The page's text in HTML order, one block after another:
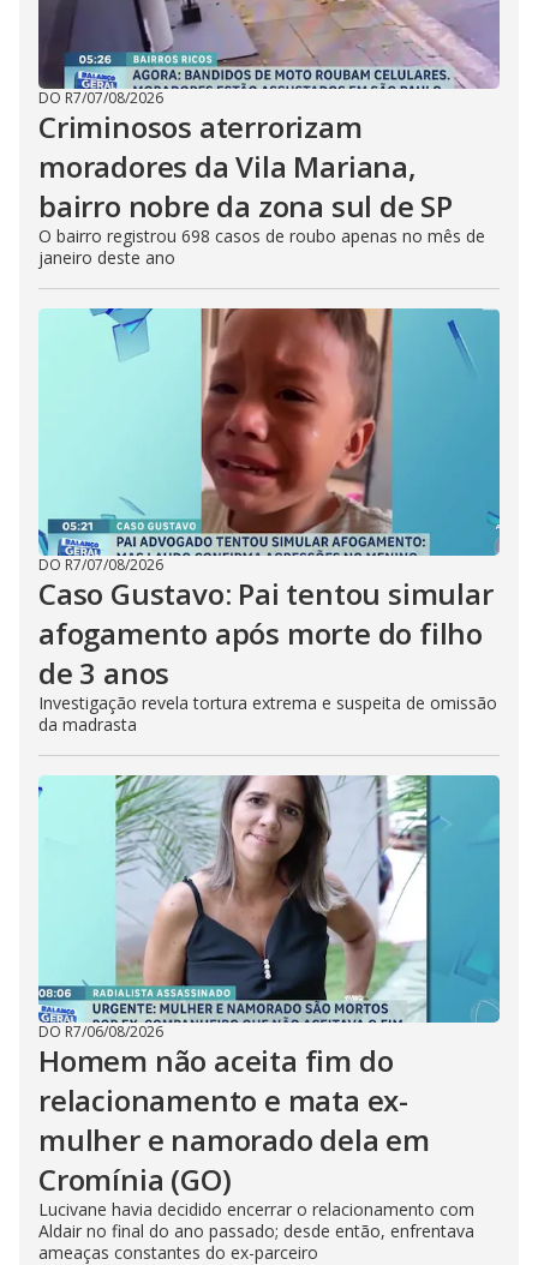
DO R7/07/08/2026
Criminosos aterrorizam
moradores da Vila Mariana,
bairro nobre da zona sul de SP
O bairro registrou 698 casos de roubo apenas no mês de
janeiro deste ano
DO R7/07/08/2026
Caso Gustavo: Pai tentou simular
afogamento após morte do filho
de 3 anos
Investigação revela tortura extrema e suspeita de omissão
da madrasta
DO R7/06/08/2026
Homem não aceita fim do
relacionamento e mata ex-
mulher e namorado dela em
Cromínia (GO)
Lucivane havia decidido encerrar o relacionamento com
Aldair no final do ano passado; desde então, enfrentava
ameaças constantes do ex-parceiro